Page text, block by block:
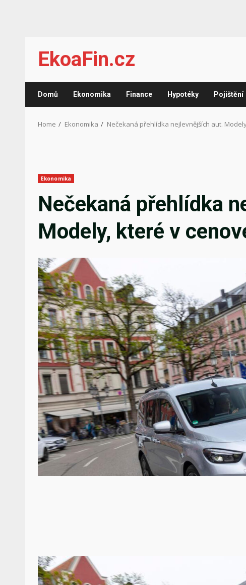
content
EkoaFin.cz
Domů Ekonomika Finance Hypotéky Pojištění
Home Ekonomika Nečekaná přehlídka nejlevnějších aut.
Ekonomika
Nečekaná přehlídka
Modely, které v